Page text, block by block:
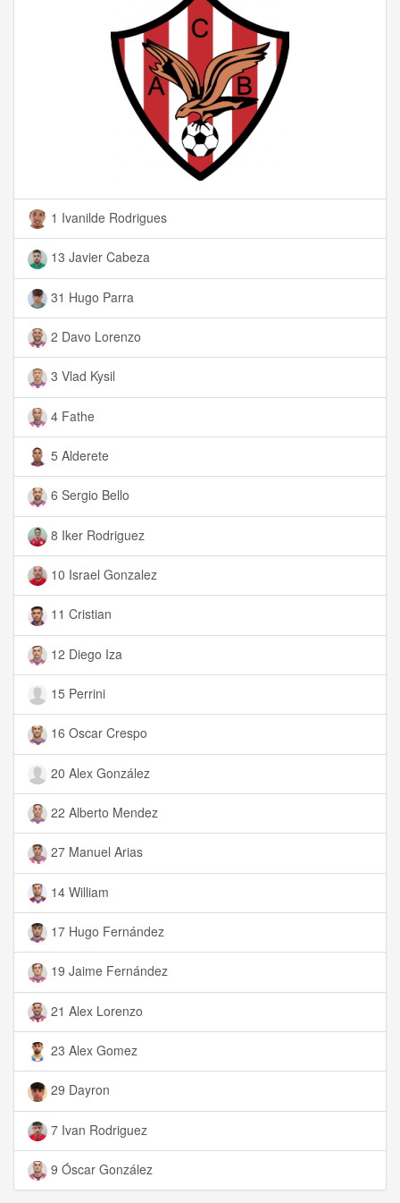
1 Ivanilde Rodrigues
13 Javier Cabeza
31 Hugo Parra
2 Davo Lorenzo
3 Vlad Kysil
4 Fathe
5 Alderete
6 Sergio Bello
8 Iker Rodriguez
10 Israel Gonzalez
11 Cristian
12 Diego Iza
15 Perrini
16 Oscar Crespo
20 Alex González
22 Alberto Mendez
27 Manuel Arias
14 William
17 Hugo Fernández
19 Jaime Fernández
21 Alex Lorenzo
23 Alex Gomez
29 Dayron
7 Ivan Rodriguez
9 Óscar González